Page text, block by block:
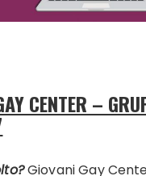
CENTER –
Giovani Gay